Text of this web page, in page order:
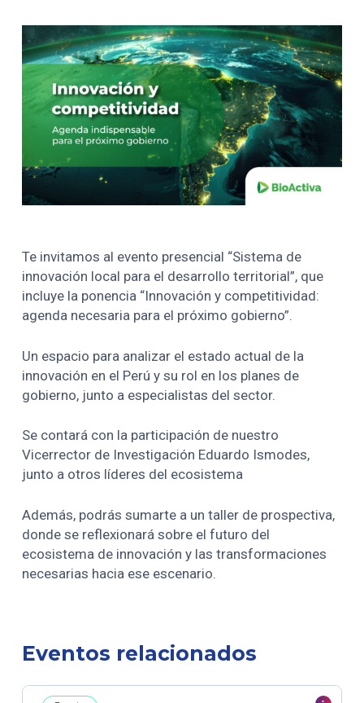
Te invitamos al evento presencial “Sistema de
innovación local para el desarrollo territorial”, que
incluye la ponencia “Innovación y competitividad:
agenda necesaria para el próximo gobierno”.
Un espacio para analizar el estado actual de la
innovación en el Perú y su rol en los planes de
gobierno, junto a especialistas del sector.
Se contará con la participación de nuestro
Vicerrector de Investigación Eduardo Ismodes,
junto a otros líderes del ecosistema
Además, podrás sumarte a un taller de prospectiva,
donde se reflexionará sobre el futuro del
ecosistema de innovación y las transformaciones
necesarias hacia ese escenario.
Eventos relacionados